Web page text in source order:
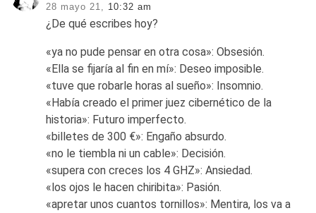
28 mayo 21, 10:32 am
¿De qué escribes hoy?
«ya no pude pensar en otra cosa»: Obsesión.
«Ella se fijaría al fin en mí»: Deseo imposible.
«tuve que robarle horas al sueño»: Insomnio.
«Había creado el primer juez cibernético de la
historia»: Futuro imperfecto.
«billetes de 300 €»: Engaño absurdo.
«no le tiembla ni un cable»: Decisión.
«supera con creces los 4 GHZ»: Ansiedad.
«los ojos le hacen chiribita»: Pasión.
«apretar unos cuantos tornillos»: Mentira, los va a